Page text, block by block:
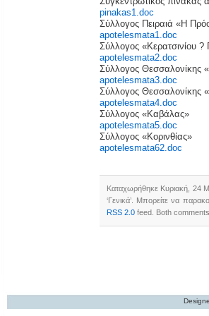
pinakas1.doc
Σύλλογος Πειραιά «Η
apotelesmata1.doc
Σύλλογος «Κερατσινίου ?
apotelesmata2.doc
Σύλλογος Θεσσαλονίκης
apotelesmata3.doc
Σύλλογος Θεσσαλονίκης
apotelesmata4.doc
Σύλλογος «Καβάλας»
apotelesmata5.doc
Σύλλογος «Κορινθίας»
apotelesmata62.doc
Καταχωρήθηκε Κυριακή, 24
‘Γενικά’. Μπορείτε να
RSS 2.0 feed. Both